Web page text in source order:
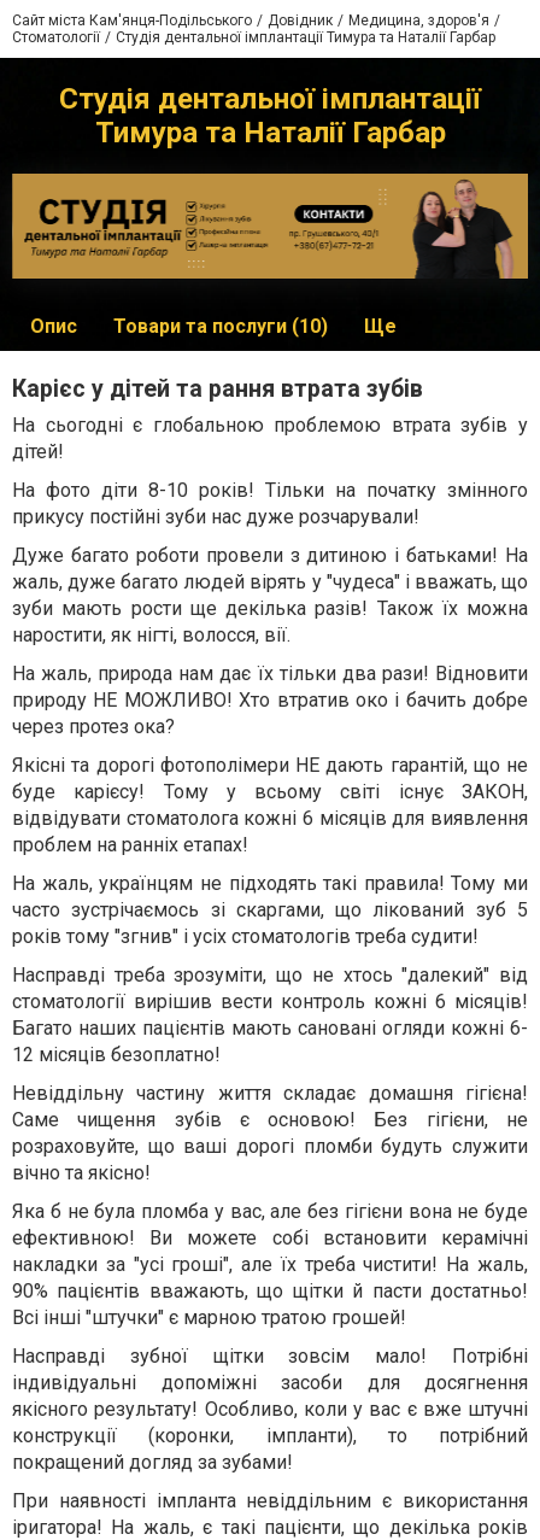
Сайт міста Кам'янця-Подільського Довідник
Медицина, здоров'я
Стоматології
Студія дентальної імплантації Тимура та Наталії Гарбар
Студія дентальної імплантації
Тимура та Наталії Гарбар
Опис Товари та послуги (10) Ще
Карієс у дітей та рання втрата зубів
На сьогодні є глобальною проблемою втрата зубів у
дітей!
На фото діти 8-10 років! Тільки на початку змінного
прикусу постійні зуби нас дуже розчарували!
Дуже багато роботи провели з дитиною і батьками! На
жаль, дуже багато людей вірять у "чудеса" і вважать, що
зуби мають рости ще декілька разів! Також їх можна
наростити, як нігті, волосся, вії.
На жаль, природа нам дає їх тільки два рази! Відновити
природу НЕ МОЖЛИВО! Хто втратив око і бачить добре
через протез ока?
Якісні та дорогі фотополімери НЕ дають гарантій, що не
буде карієсу! Тому у всьому світі існує ЗАКОН,
відвідувати стоматолога кожні 6 місяців для виявлення
проблем на ранніх етапах!
На жаль, українцям не підходять такі правила! Тому ми
часто зустрічаємось зі скаргами, що лікований зуб 5
років тому "згнив" і усіх стоматологів треба судити!
Насправді треба зрозуміти, що не хтось "далекий" від
стоматології вирішив вести контроль кожні 6 місяців!
Багато наших пацієнтів мають сановані огляди кожні 6-
12 місяців безоплатно!
Невіддільну частину життя складає домашня гігієна!
Саме чищення зубів є основою! Без гігієни, не
розраховуйте, що ваші дорогі пломби будуть служити
вічно та якісно!
Яка б не була пломба у вас, але без гігієни вона не буде
ефективною! Ви можете собі встановити керамічні
накладки за "усі гроші", але їх треба чистити! На жаль,
90% пацієнтів вважають, що щітки й пасти достатньо!
Всі інші "штучки" є марною тратою грошей!
Насправді зубної щітки зовсім мало! Потрібні
індивідуальні допоміжні засоби для досягнення
якісного результату! Особливо, коли у вас є вже штучні
конструкції (коронки, імпланти), то потрібний
покращений догляд за зубами!
При наявності імпланта невіддільним є використання
іригатора! На жаль, є такі пацієнти, що декілька років